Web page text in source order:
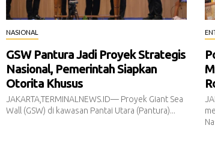
NASIONAL
GSW Pantura Jadi Proyek Strategis
Nasional, Pemerintah Siapkan
Otorita Khusus
JAKARTA,TERMINALNEWS.ID— Proyek Giant Sea
Wall (GSW) di kawasan Pantai Utara (Pantura)...